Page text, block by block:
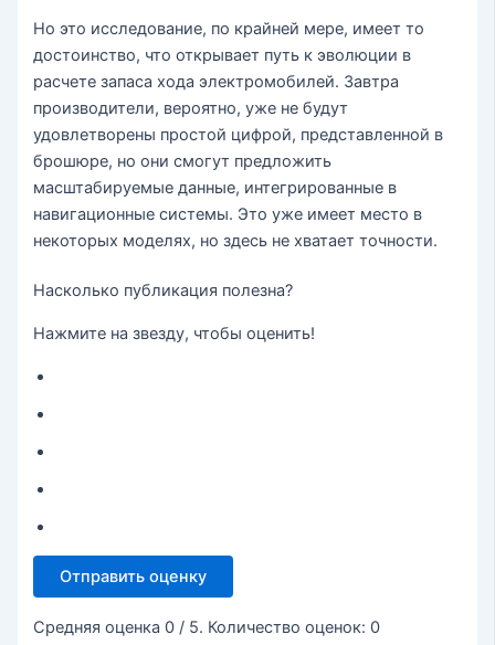
Но это исследование, по крайней мере, имеет то
достоинство, что открывает путь к эволюции в
расчете запаса хода электромобилей. Завтра
производители, вероятно, уже не будут
удовлетворены простой цифрой, представленной в
брошюре, но они смогут предложить
масштабируемые данные, интегрированные в
навигационные системы. Это уже имеет место в
некоторых моделях, но здесь не хватает точности.
Насколько публикация полезна?
Нажмите на звезду, чтобы оценить!
Отправить оценку
Средняя оценка 0 / 5. Количество оценок: 0